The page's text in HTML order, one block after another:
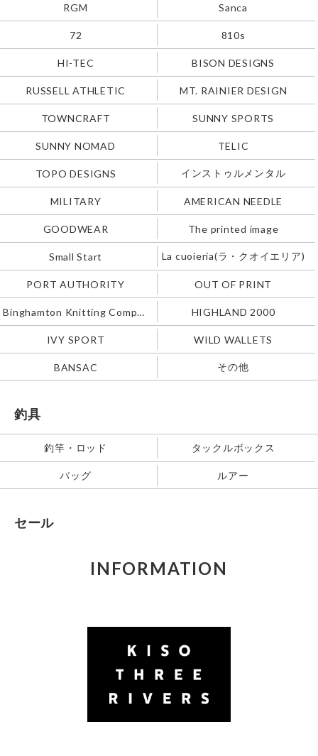
RGM Sanca
72 810s
HI-TEC BISON DESIGNS
RUSSELL ATHLETIC MT. RAINIER DESIGN
TOWNCRAFT SUNNY SPORTS
SUNNY NOMAD TELIC
TOPO DESIGNS インストゥルメンタル
MILITARY AMERICAN NEEDLE
GOODWEAR The printed image
Small Start La cuoieria(ラ・クオイエリア)
PORT AUTHORITY OUT OF PRINT
HIGHLAND 2000
IVY SPORT WILD WALLETS
BANSAC その他
釣具
釣竿・ロッド タックルボックス
バッグ ルアー
セール
INFORMATION